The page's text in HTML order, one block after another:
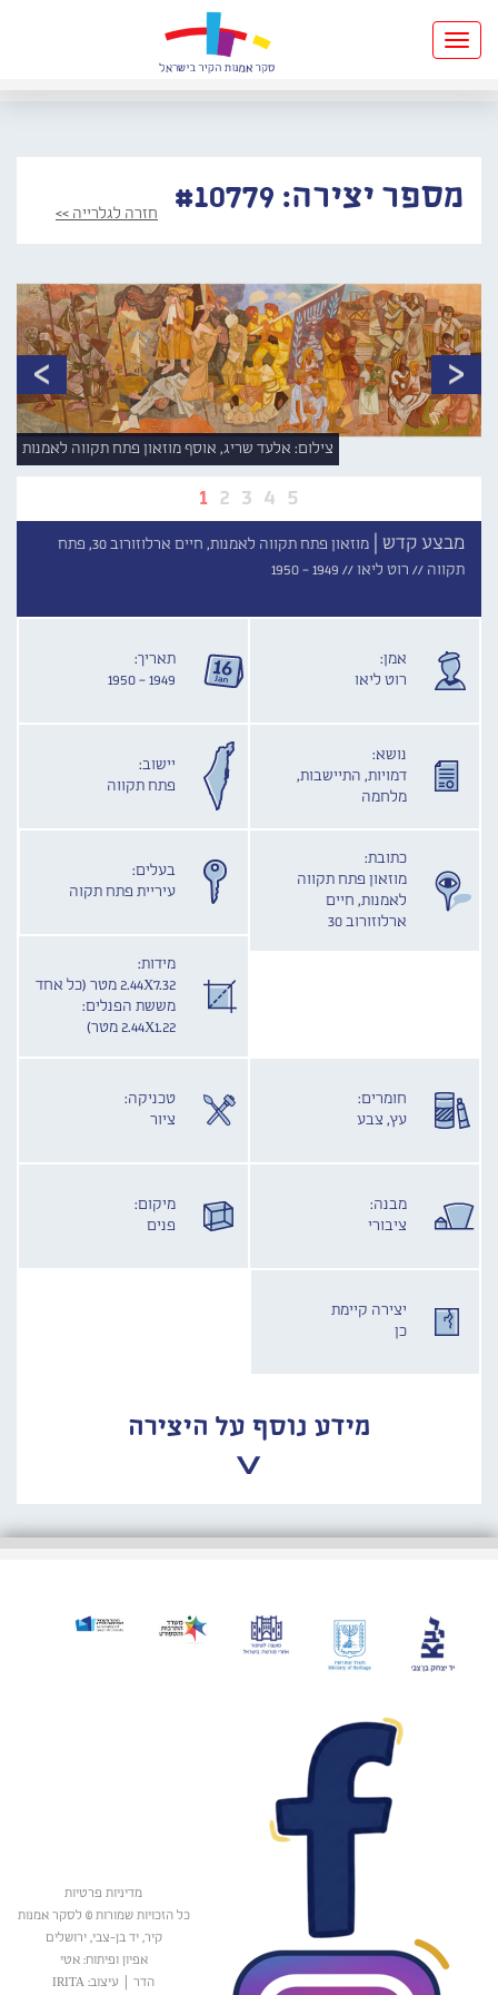
Toggle
navigation
מספר יצירה: #10779 חזרה לגלרייה >>
1 2 3 4 5
צילום: אלעד שריג, אוסף מוזאון פתח תקווה לאמנות
מבצע קדש |
מוזאון פתח תקווה לאמנות, חיים ארלוזורוב 30, פתח
תקווה // רוט ליאו // 1949 - 1950
אמן:
רוט ליאו
תאריך:
1949 - 1950
נושא:
דמויות, התיישבות,
מלחמה
יישוב:
פתח תקווה
כתובת:
מוזאון פתח תקווה
לאמנות, חיים
ארלוזורוב 30
בעלים:
עיריית פתח תקוה
מידות:
2.44X7.32 מטר (כל אחד
מששת הפנלים:
2.44X1.22 מטר)
חומרים:
עץ, צבע
טכניקה:
ציור
מבנה:
ציבורי
מיקום:
פנים
יצירה קיימת
כן
מידע נוסף על היצירה
מדיניות פרטיות
כל הזכויות שמורות © לסקר אמנות
קיר, יד בן-צבי, ירושלים
אפיון ופיתוח: אטי
הדר
עיצוב: IRITA